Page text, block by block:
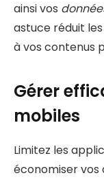
ainsi vos
astuce réduit
à vos contenus
Gérer
mobiles
Limitez les
économiser vos